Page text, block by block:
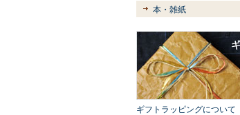
本・雑紙
ギフトラッピングについて